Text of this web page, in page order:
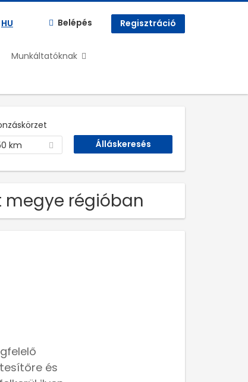
HU Belépés Regisztráció
Munkáltatóknak
km
megye régióban
és